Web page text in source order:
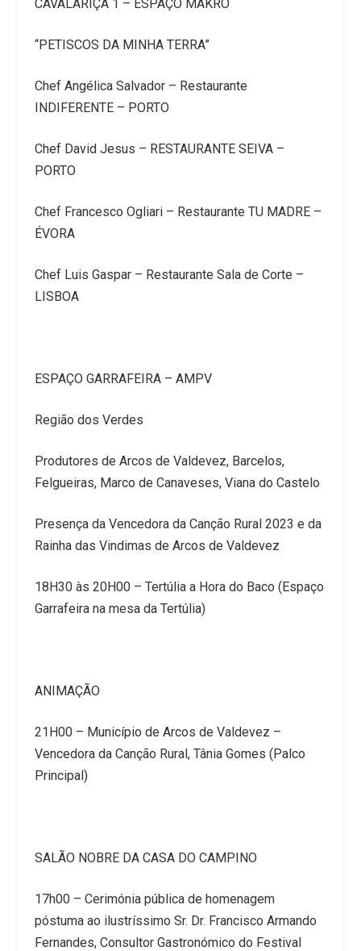
CAVALARIÇA 1 – ESPAÇO MAKRO
“PETISCOS DA MINHA TERRA”
Chef Angélica Salvador – Restaurante
INDIFERENTE – PORTO
Chef David Jesus – RESTAURANTE SEIVA –
PORTO
Chef Francesco Ogliari – Restaurante TU MADRE –
ÉVORA
Chef Luis Gaspar – Restaurante Sala de Corte –
LISBOA
ESPAÇO GARRAFEIRA – AMPV
Região dos Verdes
Produtores de Arcos de Valdevez, Barcelos,
Felgueiras, Marco de Canaveses, Viana do Castelo
Presença da Vencedora da Canção Rural 2023 e da
Rainha das Vindimas de Arcos de Valdevez
18H30 às 20H00 – Tertúlia a Hora do Baco (Espaço
Garrafeira na mesa da Tertúlia)
ANIMAÇÃO
21H00 – Município de Arcos de Valdevez –
Vencedora da Canção Rural, Tânia Gomes (Palco
Principal)
SALÃO NOBRE DA CASA DO CAMPINO
17h00 – Cerimónia pública de homenagem
póstuma ao ilustríssimo Sr. Dr. Francisco Armando
Fernandes, Consultor Gastronómico do Festival